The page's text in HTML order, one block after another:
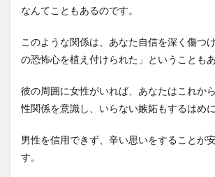
なんてこともあるのです。
このような関係は、あなた自信を深く傷つ
の恐怖心を植え付けられた」ということもあ
彼の周囲に女性がいれば、あなたはこれか
性関係を意識し、いらない嫉妬もするはめに
男性を信用できず、辛い思いをすることが
す。